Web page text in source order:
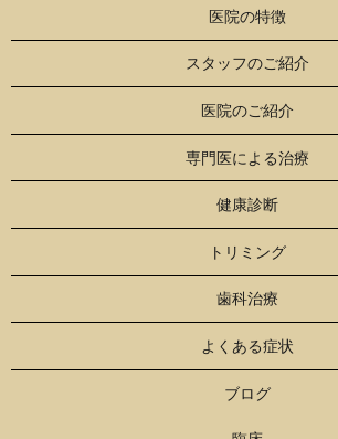
医院の特徴
スタッフのご紹介
医院のご紹介
専門医による治療
健康診断
トリミング
歯科治療
よくある症状
ブログ